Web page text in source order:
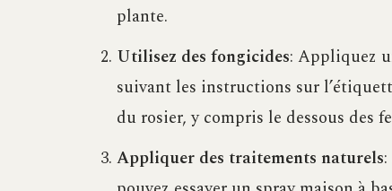
plante.
Utilisez des fongicides: Appliquez
suivant les instructions sur
du rosier, y compris le dessous des
Appliquer des traitements naturels